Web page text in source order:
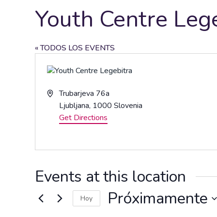
Youth Centre
« TODOS LOS EVENTS
Address
Trubarjeva 76a
Ljubljana, 1000 Slovenia
Get Directions
Events at this location
Hoy Próximamente